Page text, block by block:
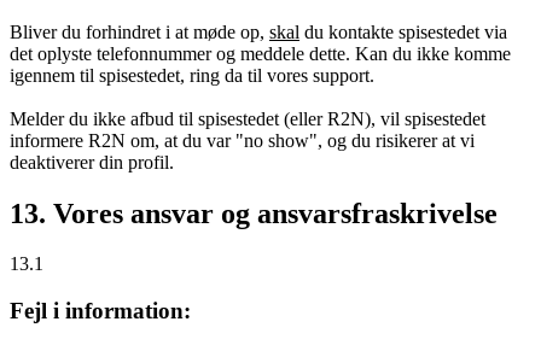
Bliver du forhindret i at møde op, skal du kontakte spisestedet via
det oplyste telefonnummer og meddele dette. Kan du ikke komme
igennem til spisestedet, ring da til vores support.
Melder du ikke afbud til spisestedet (eller R2N), vil spisestedet
informere R2N om, at du var "no show", og du risikerer at vi
deaktiverer din profil.
13. Vores ansvar og ansvarsfraskrivelse
13.1
Fejl i information: